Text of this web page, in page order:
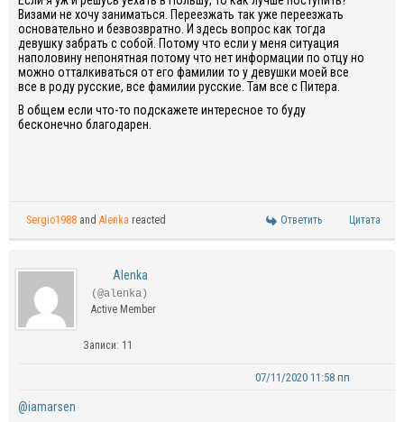
Визами не хочу заниматься. Переезжать так уже переезжать
основательно и безвозвратно. И здесь вопрос как тогда
девушку забрать с собой. Потому что если у меня ситуация
наполовину непонятная потому что нет информации по отцу но
можно отталкиваться от его фамилии то у девушки моей все
все в роду русские, все фамилии русские. Там все с Питера.
В общем если что-то подскажете интересное то буду
бесконечно благодарен.
Sergio1988 and Alenka reacted Ответить Цитата
Alenka
(@alenka)
Active Member
Записи: 11
07/11/2020 11:58 пп
@iamarsen